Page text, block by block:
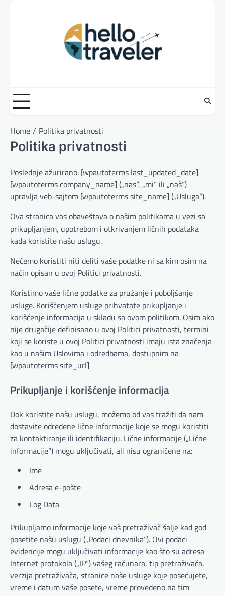
Home Politika privatnosti
Politika privatnosti
Poslednje ažurirano: [wpautoterms last_updated_date]
[wpautoterms company_name] („nas“, „mi“ ili „naš“)
upravlja veb-sajtom [wpautoterms site_name] („Usluga“).
Ova stranica vas obaveštava o našim politikama u vezi sa
prikupljanjem, upotrebom i otkrivanjem ličnih podataka
kada koristite našu uslugu.
Nećemo koristiti niti deliti vaše podatke ni sa kim osim na
način opisan u ovoj Politici privatnosti.
Koristimo vaše lične podatke za pružanje i poboljšanje
usluge. Korišćenjem usluge prihvatate prikupljanje i
korišćenje informacija u skladu sa ovom politikom. Osim ako
nije drugačije definisano u ovoj Politici privatnosti, termini
koji se koriste u ovoj Politici privatnosti imaju ista značenja
kao u našim Uslovima i odredbama, dostupnim na
[wpautoterms site_url]
Prikupljanje i korišćenje informacija
Dok koristite našu uslugu, možemo od vas tražiti da nam
dostavite određene lične informacije koje se mogu koristiti
za kontaktiranje ili identifikaciju. Lične informacije („Lične
informacije“) mogu uključivati, ali nisu ograničene na:
Ime
Adresa e-pošte
Log Data
Prikupljamo informacije koje vaš pretraživač šalje kad god
posetite našu uslugu („Podaci dnevnika“). Ovi podaci
evidencije mogu uključivati informacije kao što su adresa
Internet protokola („IP“) vašeg računara, tip pretraživača,
verzija pretraživača, stranice naše usluge koje posećujete,
vreme i datum vaše posete, vreme provedeno na tim